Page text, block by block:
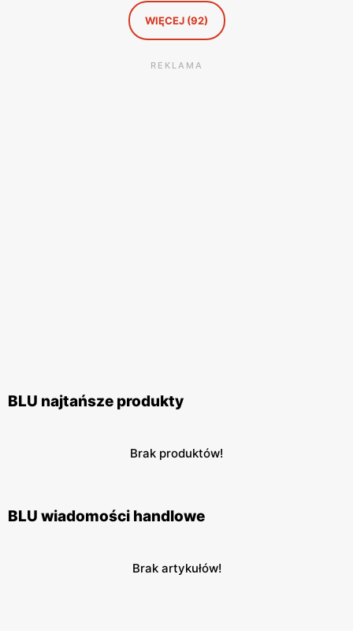
WIĘCEJ (92)
REKLAMA
BLU najtańsze produkty
Brak produktów!
BLU wiadomości handlowe
Brak artykułów!